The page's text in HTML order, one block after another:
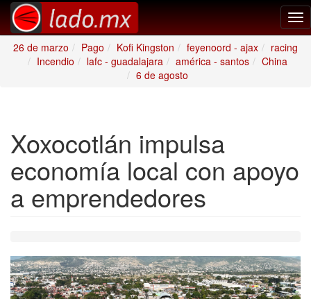
26 de marzo
Pago Kofi Kingston feyenoord - ajax
racing
Incendio
lafc - guadalajara américa - santos
China
6 de agosto
Xoxocotlán impulsa
economía local con apoyo
a emprendedores